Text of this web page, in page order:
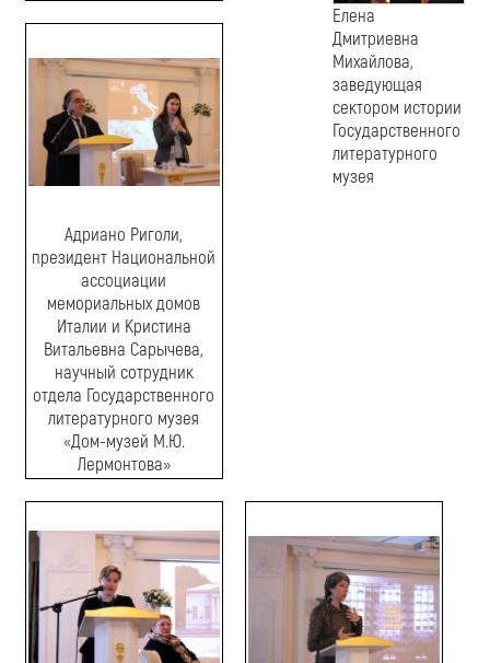
Елена
Дмитриевна
Михайлова,
заведующая
сектором истории
Государственного
литературного
музея
Адриано Риголи,
президент Национальной
ассоциации
мемориальных домов
Италии и Кристина
Витальевна Сарычева,
научный сотрудник
отдела Государственного
литературного музея
«Дом-музей М.Ю.
Лермонтова»